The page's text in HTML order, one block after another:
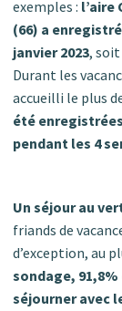
exemples : l’aire
(66) a
janvier 2023,
Durant les
accueilli le plus
été enregistrées
pendant les 4
Un séjour au
friands de
d’exception, au
sondage,
séjourner avec